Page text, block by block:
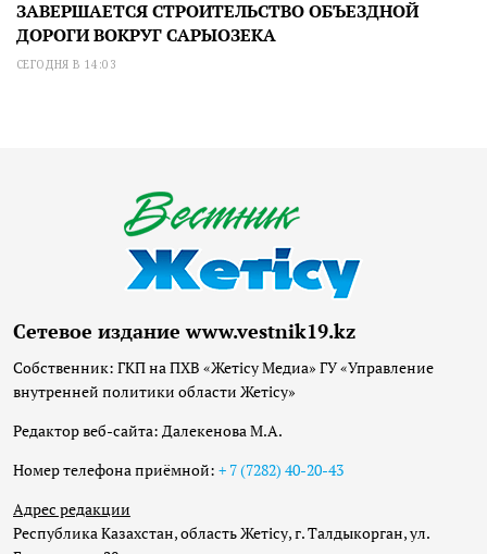
ЗАВЕРШАЕТСЯ СТРОИТЕЛЬСТВО ОБЪЕЗДНОЙ
ДОРОГИ ВОКРУГ САРЫОЗЕКА
СЕГОДНЯ В 14:03
Сетевое издание www.vestnik19.kz
Собственник: ГКП на ПХВ «Жетісу Медиа» ГУ «Управление
внутренней политики области Жетісу»
Редактор веб-сайта: Далекенова М.А.
Номер телефона приёмной: + 7 (7282) 40-20-43
Адрес редакции
Республика Казахстан, область Жетісу, г. Талдыкорган, ул.